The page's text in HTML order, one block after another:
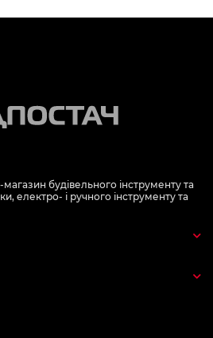
будівельного інструменту та
електро- і ручного інструменту та